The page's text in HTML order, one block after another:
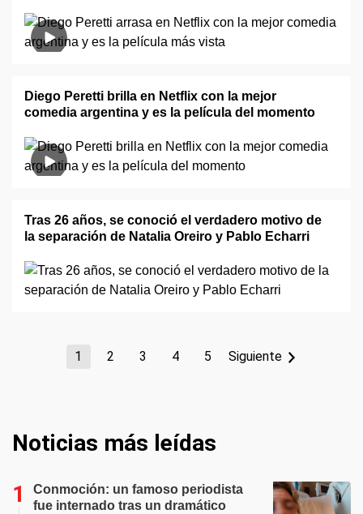
Diego Peretti brilla en Netflix con la mejor
comedia argentina y es la película del momento
Tras 26 años, se conoció el verdadero motivo de
la separación de Natalia Oreiro y Pablo Echarri
1 2 3 4 5 Siguiente
Noticias más leídas
Conmoción: un famoso periodista
fue internado tras un dramático